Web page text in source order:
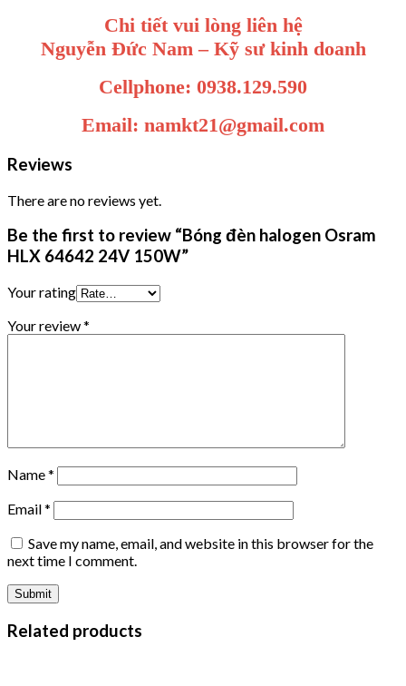
Chi tiết vui lòng liên hệ
Nguyễn Đức Nam – Kỹ sư kinh doanh
Cellphone: 0938.129.590
Email: namkt21@gmail.com
Reviews
There are no reviews yet.
Be the first to review “Bóng đèn halogen Osram
HLX 64642 24V 150W”
Your rating
Your review*
Name*
Email*
Save my name, email, and website in this browser for the
next time I comment.
Related products